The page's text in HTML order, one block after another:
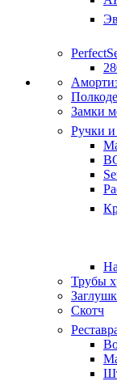
Замки
Ручки
Трубы
Скотч